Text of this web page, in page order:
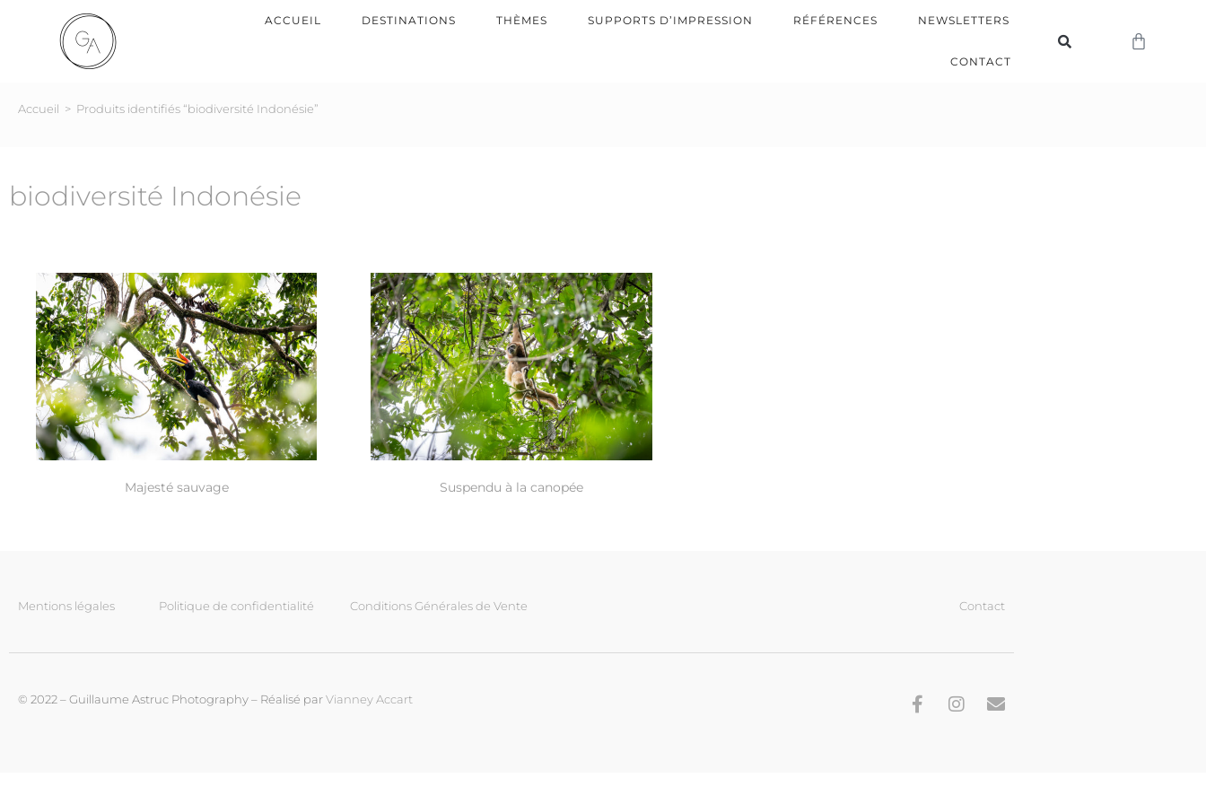
ACCUEIL DESTINATIONS THÈMES SUPPORTS D’IMPRESSION RÉFÉRENCES NEWSLETTERS
CONTACT
Accueil > Produits identifiés “biodiversité Indonésie”
biodiversité Indonésie
Majesté sauvage Suspendu à la canopée
Mentions légales Politique de confidentialité Conditions Générales de Vente Contact
© 2022 – Guillaume Astruc Photography – Réalisé parVianney Accart